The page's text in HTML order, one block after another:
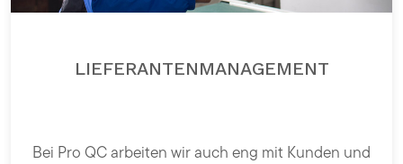
LIEFERANTENMANAGEMENT
Bei Pro QC arbeiten wir auch eng mit Kunden und